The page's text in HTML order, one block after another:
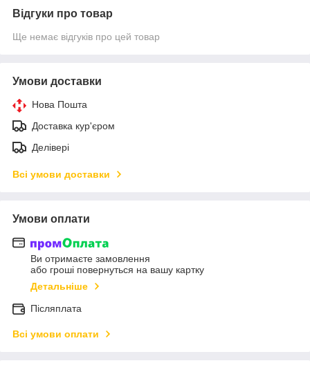
Відгуки про товар
Ще немає відгуків про цей товар
Умови доставки
Нова Пошта
Доставка кур'єром
Делівері
Всі умови доставки
Умови оплати
Ви отримаєте замовлення
або гроші повернуться на вашу картку
Детальніше
Післяплата
Всі умови оплати